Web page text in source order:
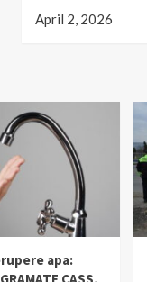
April 2, 2026
apa: